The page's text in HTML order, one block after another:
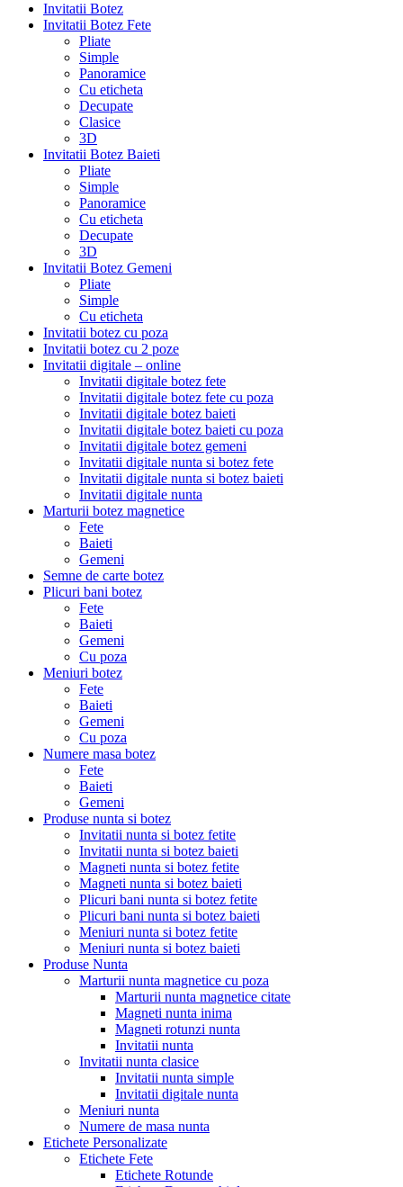
Invitatii Botez
Invitatii Botez Fete
Pliate
Simple
Panoramice
Cu eticheta
Decupate
Clasice
3D
Invitatii Botez Baieti
Pliate
Simple
Panoramice
Cu eticheta
Decupate
3D
Invitatii Botez Gemeni
Pliate
Simple
Cu eticheta
Invitatii botez cu poza
Invitatii botez cu 2 poze
Invitatii digitale – online
Invitatii digitale botez fete
Invitatii digitale botez fete cu poza
Invitatii digitale botez baieti
Invitatii digitale botez baieti cu poza
Invitatii digitale botez gemeni
Invitatii digitale nunta si botez fete
Invitatii digitale nunta si botez baieti
Invitatii digitale nunta
Marturii botez magnetice
Fete
Baieti
Gemeni
Semne de carte botez
Plicuri bani botez
Fete
Baieti
Gemeni
Cu poza
Meniuri botez
Fete
Baieti
Gemeni
Cu poza
Numere masa botez
Fete
Baieti
Gemeni
Produse nunta si botez
Invitatii nunta si botez fetite
Invitatii nunta si botez baieti
Magneti nunta si botez fetite
Magneti nunta si botez baieti
Plicuri bani nunta si botez fetite
Plicuri bani nunta si botez baieti
Meniuri nunta si botez fetite
Meniuri nunta si botez baieti
Produse Nunta
Marturii nunta magnetice cu poza
Marturii nunta magnetice citate
Magneti nunta inima
Magneti rotunzi nunta
Invitatii nunta
Invitatii nunta clasice
Invitatii nunta simple
Invitatii digitale nunta
Meniuri nunta
Numere de masa nunta
Etichete Personalizate
Etichete Fete
Etichete Rotunde